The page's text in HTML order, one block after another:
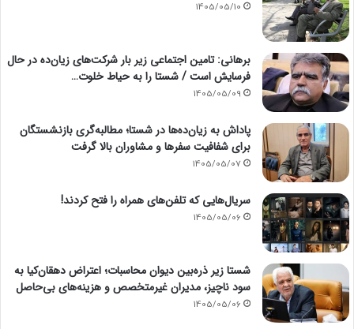
1405/05/10
برهانی: تامین اجتماعی زیر بار شرکت‌های زیان‌ده در حال
فرسایش است / شستا را به حیاط خلوت…
1405/05/09
پاداش به زیان‌ده‌ها در شستا؛ مطالبه‌گری بازنشستگان
برای شفافیت سفرها و مشاوران بالا گرفت
1405/05/07
سریال‌هایی که تلفن‌های همراه را فتح کردند!
1405/05/06
شستا زیر ذره‌بین دیوان محاسبات؛ اعتراض دهقان‌کیا به
سود ناچیز، مدیران غیرمتخصص و هزینه‌های بی‌حاصل
1405/05/06